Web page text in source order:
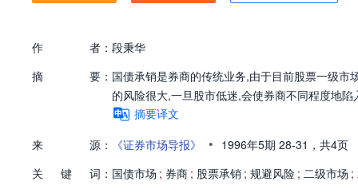
作 者： 段秉华
摘
要： 国债承销是券商的传统业务,由于目前股票一级
的风险很大,一旦股市低迷,会使券商不同程度地
摘要译文
来
源： 《证券市场导报》 • 1996年5期 28-31， 共4页
关
键 词： 国债市场 ; 券商 ; 股票承销 ; 规避风险 ; 二级市场 ;